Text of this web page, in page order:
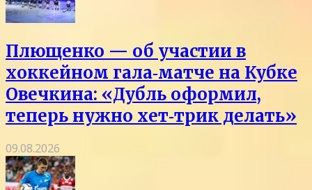
Плющенко — об участии в
хоккейном гала‑матче на Кубке
Овечкина: «Дубль оформил,
теперь нужно хет‑трик делать»
09.08.2026